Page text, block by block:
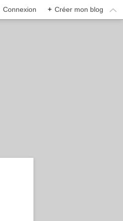
Connexion + Créer mon blog